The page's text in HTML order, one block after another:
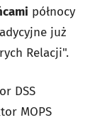
północy
już
Relacji".
DSS
MOPS